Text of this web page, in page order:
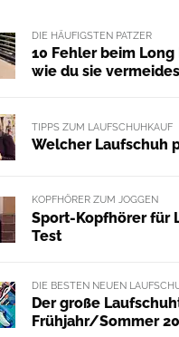
DIE HÄUFIGSTEN PATZER
10 Fehler beim Long
wie du sie
TIPPS ZUM LAUFSCHUHKAUF
Welcher Laufschuh
KOPFHÖRER ZUM JOGGEN
Sport-Kopfhörer für
Test
DIE BESTEN NEUEN
Der große
Frühjahr/Sommer